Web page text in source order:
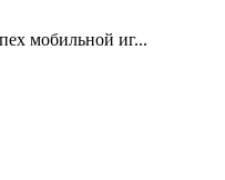
мобильной иг...